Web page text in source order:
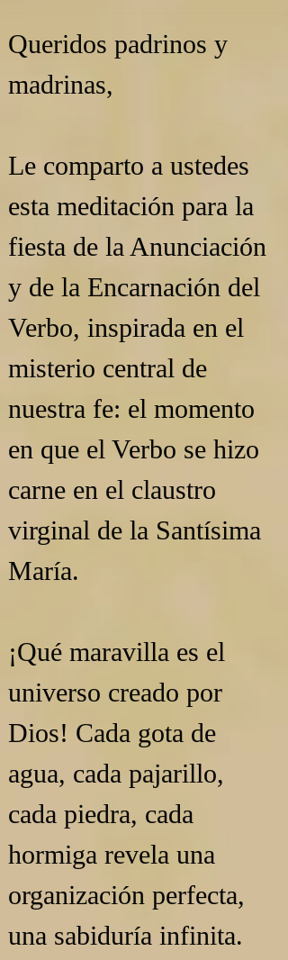
Queridos padrinos y
madrinas,
Le comparto a ustedes
esta meditación para la
fiesta de la Anunciación
y de la Encarnación del
Verbo, inspirada en el
misterio central de
nuestra fe: el momento
en que el Verbo se hizo
carne en el claustro
virginal de la Santísima
María.
¡Qué maravilla es el
universo creado por
Dios! Cada gota de
agua, cada pajarillo,
cada piedra, cada
hormiga revela una
organización perfecta,
una sabiduría infinita.